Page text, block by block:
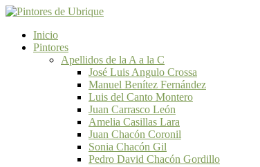
Inicio
Pintores
Apellidos de la A a la C
José Luis Angulo Crossa
Manuel Benítez Fernández
Luis del Canto Montero
Juan Carrasco León
Amelia Casillas Lara
Juan Chacón Coronil
Sonia Chacón Gil
Pedro David Chacón Gordillo